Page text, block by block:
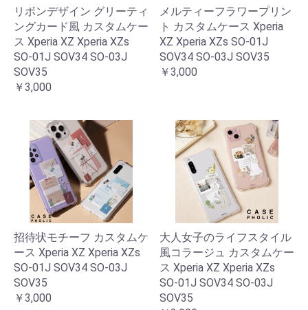
リボンデザイン グリーティ
ングカード風 カスタムケー
ス Xperia XZ Xperia XZs
SO-01J SOV34 SO-03J
SOV35
￥3,000
メルティーフラワープリン
ト カスタムケース Xperia
XZ Xperia XZs SO-01J
SOV34 SO-03J SOV35
￥3,000
招待状モチーフ カスタムケ
ース Xperia XZ Xperia XZs
SO-01J SOV34 SO-03J
SOV35
￥3,000
大人女子のライフスタイル
風コラージュ カスタムケー
ス Xperia XZ Xperia XZs
SO-01J SOV34 SO-03J
SOV35